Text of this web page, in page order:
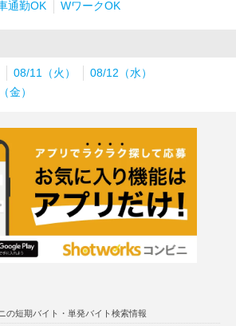
通勤OK WワークOK
08/11（火）
08/12（水）
金）
の短期バイト・単発バイト検索情報